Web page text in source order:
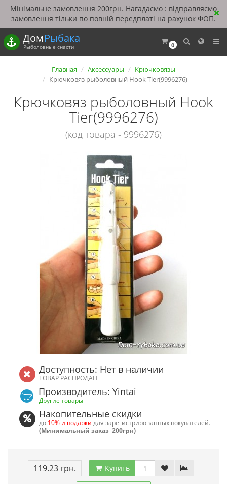
Мінімальне замовлення 200грн. Нагадаємо : відправляємо
замовлення тільки по повній передплаті на рахунок ФОП.
0
ДомРыбака
Рыболовные снасти
Главная Аксессуары
Крючковязы
Крючковяз рыболовный Hook Tier(9996276)
Крючковяз рыболовный Hook
Tier(9996276)
(код товара - 9996276)
Доступность: Нет в наличии
ТОВАР РАСПРОДАН
Производитель: Yintai
Другие товары
Накопительные скидки
до 10% и подарки для зарегистрированных покупателей.
(Минимальный заказ 200грн)
119.23 грн. Купить